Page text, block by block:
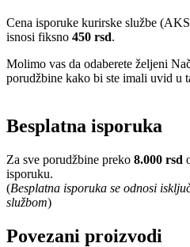
Cena isporuke kurirske službe
isnosi fiksno 450 rsd.
Molimo vas da odaberete željeni
porudžbine kako bi ste imali uvid u
Besplatna isporuka
Za sve porudžbine preko 8.000 rsd
isporuku.
(Besplatna isporuka se odnosi
službom)
Povezani proizvodi